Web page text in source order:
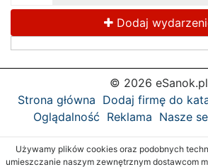
Dodaj
© 2026 eSanok.pl
Strona główna Dodaj firmę do
Oglądalność Reklama Nasze
Używamy plików cookies oraz podobnych
umieszczanie naszym zewnętrznym dostawcom